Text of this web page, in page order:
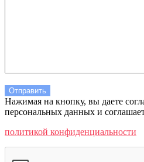
Нажимая на кнопку, вы даете
персональных данных и
политикой конфиденциальности